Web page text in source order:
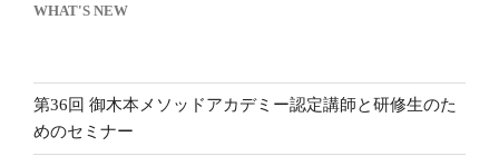
WHAT'S NEW
第36回 御木本メソッドアカデミー認定講師と研修生のた
めのセミナー